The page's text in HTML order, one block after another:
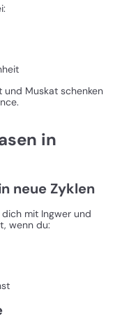
und Muskat schenken
in
neue Zyklen
mit Ingwer und
wenn du: